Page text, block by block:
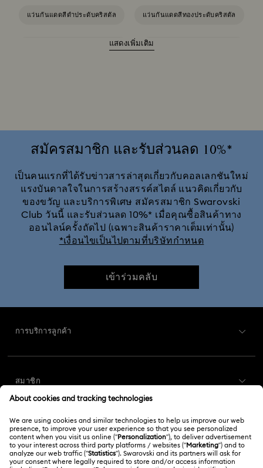
แว่นกันแดดสีดำประดับคริสตัล แว่นกันแดดสีทองประดับคริสตัล
แว่นกันแดดสีน้ำตาลและลายกระ แว่นกันแดดสีฟ้าประดับคริสตัล
แสดงเพิ่มเติม
สมัครสมาชิก และรับส่วนลด 10%*
เป็นคนแรกที่ได้รับข่าวสารล่าสุดเกี่ยวกับคอลเลกชันใหม่
แรงบันดาลใจในการสร้างสรรค์สไตล์ แนวคิดเกี่ยวกับ
ของขวัญ และบริการพิเศษ สมัครสมาชิก Swarovski
Club วันนี้ และรับส่วนลด 10%* เมื่อคุณซื้อสินค้าทาง
ออนไลน์ครั้งถัดไป (เฉพาะสินค้าราคาเต็มเท่านั้น)
*เงื่อนไขเป็นไปตามที่บริษัทกำหนด
เข้าร่วมคลับ
การบริการลูกค้า
ยอดคงเหลือของบัตรของขวัญ
การส่งสินค้า
สมาชิก
Swarovski Club
เกี่ยวกับเรา
เกี่ยวกับ Swarovski